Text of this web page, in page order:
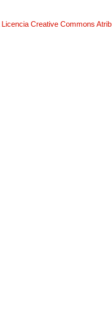
Licencia Creative Commons